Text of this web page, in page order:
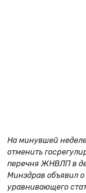
На минувшей
отменить
перечня ЖНВЛП в
Минздрав объявил о
уравнивающего